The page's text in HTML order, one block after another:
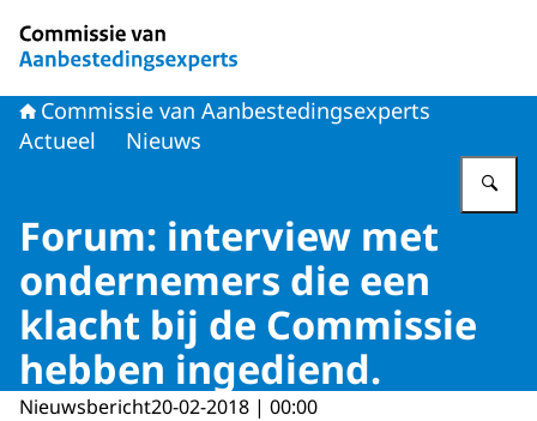
Commissie van Aanbestedingsexperts
Actueel
Nieuws
Forum: interview met
ondernemers die een
klacht bij de Commissie
hebben ingediend.
Nieuwsbericht20-02-2018 | 00:00